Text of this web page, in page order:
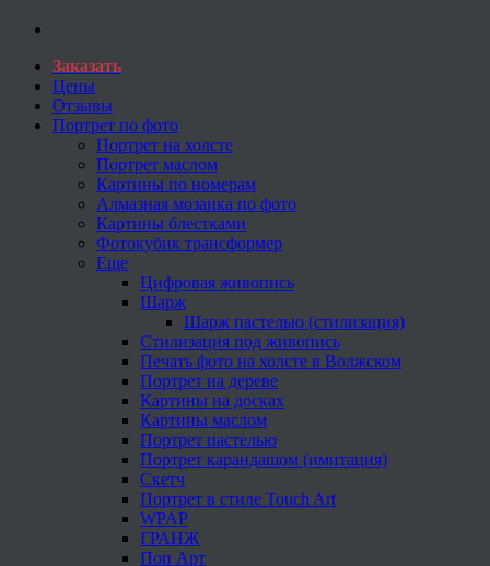
Заказать
Цены
Отзывы
Портрет по фото
Портрет на холсте
Портрет маслом
Картины по номерам
Алмазная мозаика по фото
Картины блестками
Фотокубик трансформер
Еще
Цифровая живопись
Шарж
Шарж пастелью (стилизация)
Стилизация под живопись
Печать фото на холсте в Волжском
Портрет на дереве
Картины на досках
Картины маслом
Портрет пастелью
Портрет карандашом (имитация)
Скетч
Портрет в стиле Touch Art
WPAP
ГРАНЖ
Поп Арт